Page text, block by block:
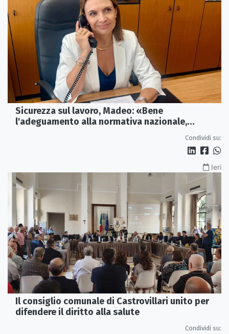
Sicurezza sul lavoro, Madeo: «Bene
l'adeguamento alla normativa nazionale,
Condividi su:
Ieri
Il consiglio comunale di Castrovillari unito per
difendere il diritto alla salute
Condividi su: